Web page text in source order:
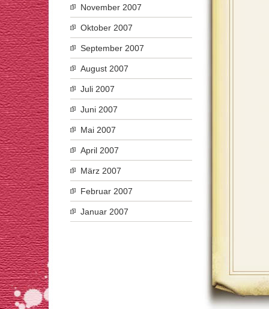
November 2007
Oktober 2007
September 2007
August 2007
Juli 2007
Juni 2007
Mai 2007
April 2007
März 2007
Februar 2007
Januar 2007